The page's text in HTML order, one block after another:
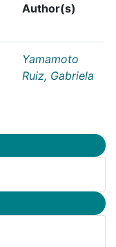
Author(s)
Yamamoto
Ruiz, Gabriela